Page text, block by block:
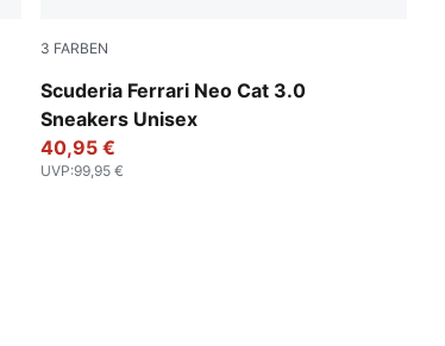
3 FARBEN
Scuderia Ferrari Neo Cat 3.0
Sneakers Unisex
PUMA White-PUMA Black
40,95 €
UVP:99,95 €